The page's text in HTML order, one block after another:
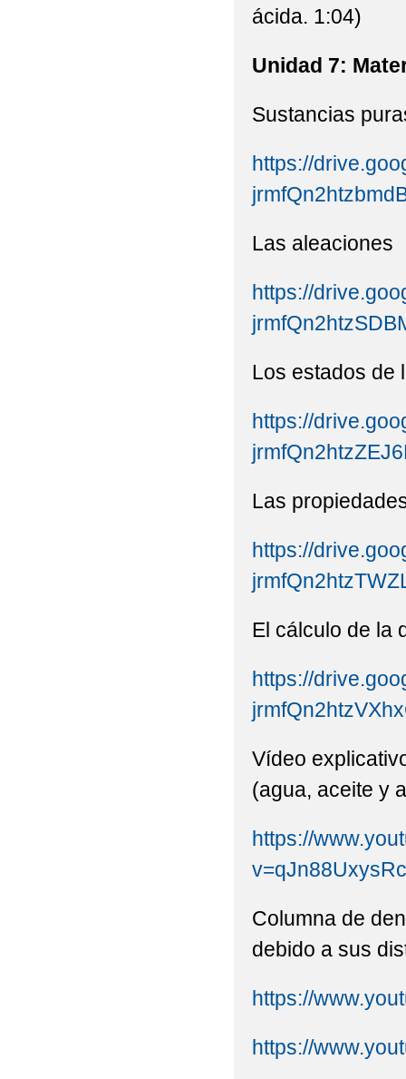
ácida. 1:04)
Unidad 7:
Sustancias
https://
Las aleaciones
https://
Los estados de
https://
Las
https://
El cálculo de la
https://
Vídeo
(agua, aceite y
https://
Columna de
debido a sus
https://
https://